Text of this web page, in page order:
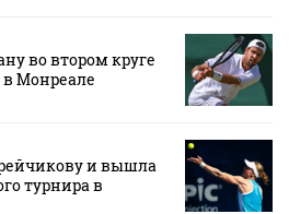
во втором круге
в Монреале
и вышла
турнира в